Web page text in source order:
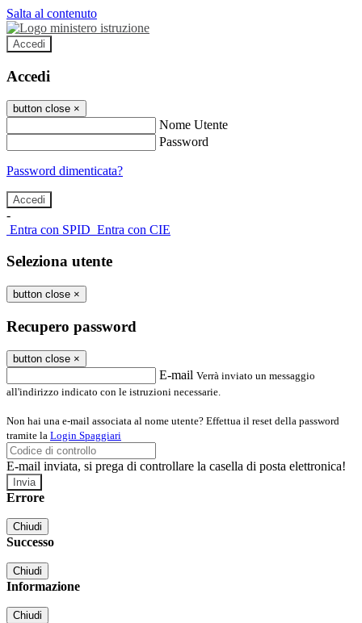
Salta al contenuto
Accedi
Accedi
button close ×
Nome Utente
Password
Password dimenticata?
-
Entra con SPID Entra con CIE
Seleziona utente
button close ×
Recupero password
button close ×
E-mail Verrà inviato un messaggio
all'indirizzo indicato con le istruzioni necessarie.
Non hai una e-mail associata al nome utente? Effettua il reset della password
tramite la Login Spaggiari
E-mail inviata, si prega di controllare la casella di posta elettronica!
Errore
Chiudi
Successo
Chiudi
Informazione
Chiudi